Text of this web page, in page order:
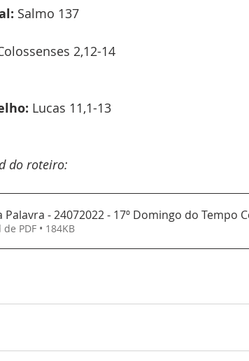
Salmo 137
2,12-14
Lucas 11,1-13
do roteiro:
Palavra - 24072022 - 17º Domingo do Tempo
PDF • 184KB